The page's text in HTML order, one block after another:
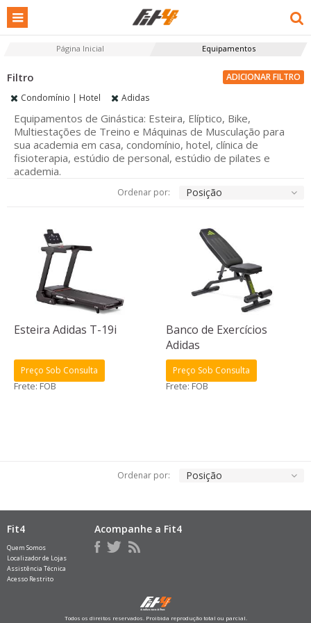
Página Inicial Equipamentos
ADICIONAR FILTRO
Condomínio | Hotel
Adidas
Equipamentos de Ginástica: Esteira, Elíptico, Bike,
Multiestações de Treino e Máquinas de Musculação para
sua academia em casa, condomínio, hotel, clínica de
fisioterapia, estúdio de personal, estúdio de pilates e
academia.
Ordenar por: Posição
Esteira Adidas T-19i
Preço Sob Consulta
Frete: FOB
Banco de Exercícios
Adidas
Preço Sob Consulta
Frete: FOB
Ordenar por: Posição
Fit4
Quem Somos
Localizador de Lojas
Assistência Técnica
Acesso Restrito
Acompanhe a Fit4
Todos os direitos reservados. Proibida reprodução total ou parcial.